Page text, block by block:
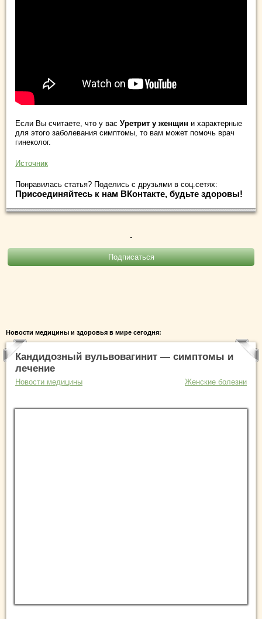
Если Вы считаете, что у вас Уретрит у женщин и характерные
для этого заболевания симптомы, то вам может помочь врач
гинеколог.
Источник
Понравилась статья? Поделись с друзьями в соц.сетях:
Присоединяйтесь к нам ВКонтакте, будьте здоровы!
.
Новости медицины и здоровья в мире сегодня:
Кандидозный вульвовагинит — симптомы и
лечение
Новости медицины Женские болезни